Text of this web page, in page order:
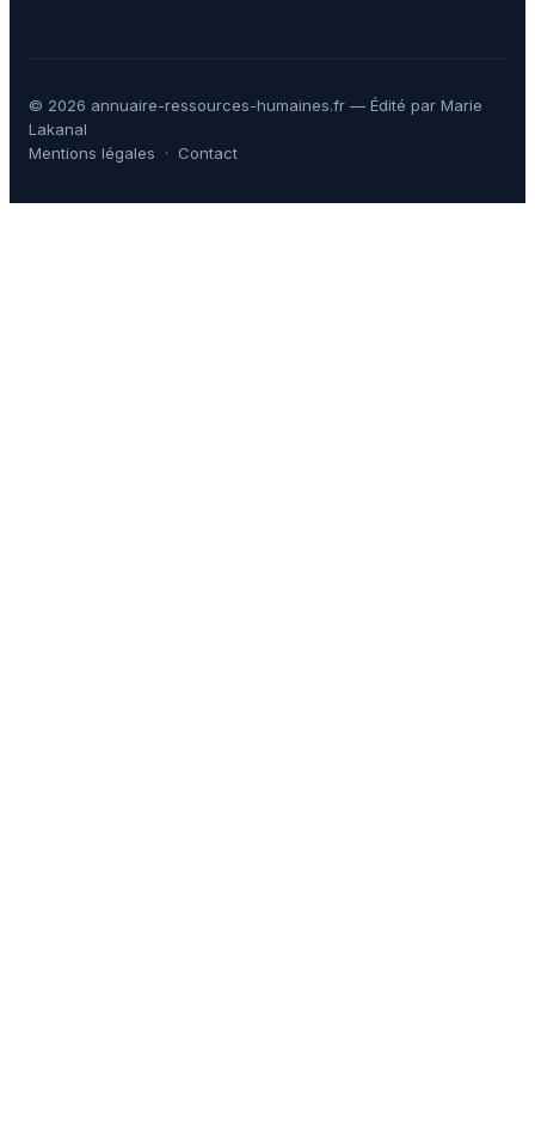
© 2026 annuaire-ressources-humaines.fr — Édité par Marie
Lakanal
Mentions légales · Contact